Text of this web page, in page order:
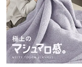
お
様
サ
ポ
ー